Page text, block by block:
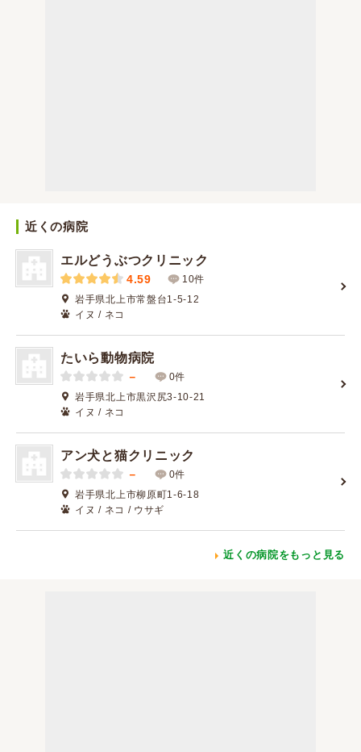
近くの病院
エルどうぶつクリニック
4.59
10件
岩手県北上市常盤台1-5-12
イヌ / ネコ
たいら動物病院
－
0件
岩手県北上市黒沢尻3-10-21
イヌ / ネコ
アン犬と猫クリニック
－
0件
岩手県北上市柳原町1-6-18
イヌ / ネコ / ウサギ
近くの病院をもっと見る